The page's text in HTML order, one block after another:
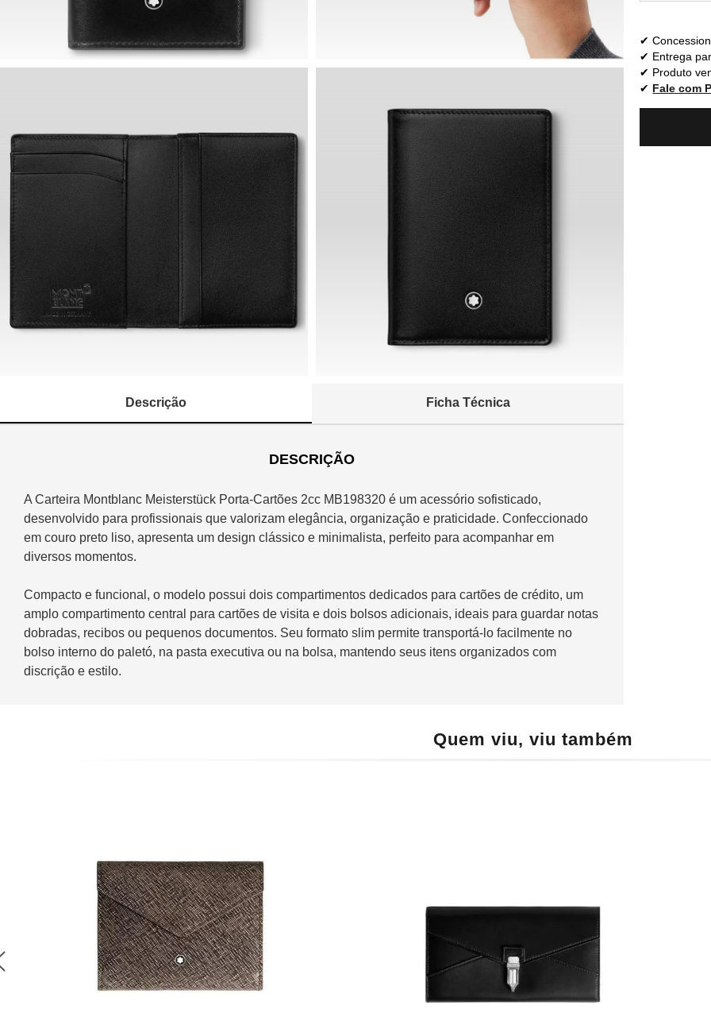
Descrição Ficha Técnica
DESCRIÇÃO
A Carteira Montblanc Meisterstück Porta-Cartões 2cc MB198320 é um acessório sofisticado,
desenvolvido para profissionais que valorizam elegância, organização e praticidade. Confeccionado
em couro preto liso, apresenta um design clássico e minimalista, perfeito para acompanhar em
diversos momentos.
Compacto e funcional, o modelo possui dois compartimentos dedicados para cartões de crédito, um
amplo compartimento central para cartões de visita e dois bolsos adicionais, ideais para guardar notas
dobradas, recibos ou pequenos documentos. Seu formato slim permite transportá-lo facilmente no
bolso interno do paletó, na pasta executiva ou na bolsa, mantendo seus itens organizados com
discrição e estilo.
Entrega
Produto
Fale com
Quem viu, viu também